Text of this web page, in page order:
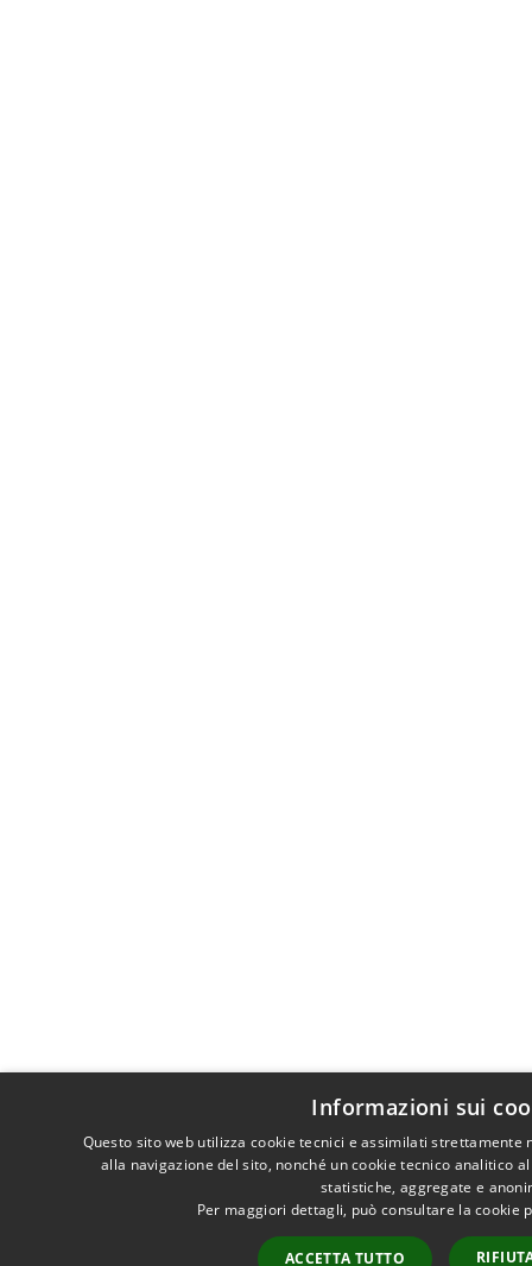
Informazioni sui
Questo sito web utilizza cookie tecnici e assimilati
alla navigazione del sito, nonché un cookie tecnico analitico
statistiche, aggregate e
Per maggiori dettagli, può consultare la cookie
ACCETTA TUTTO